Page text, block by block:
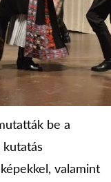
be a
kutatás
valamint